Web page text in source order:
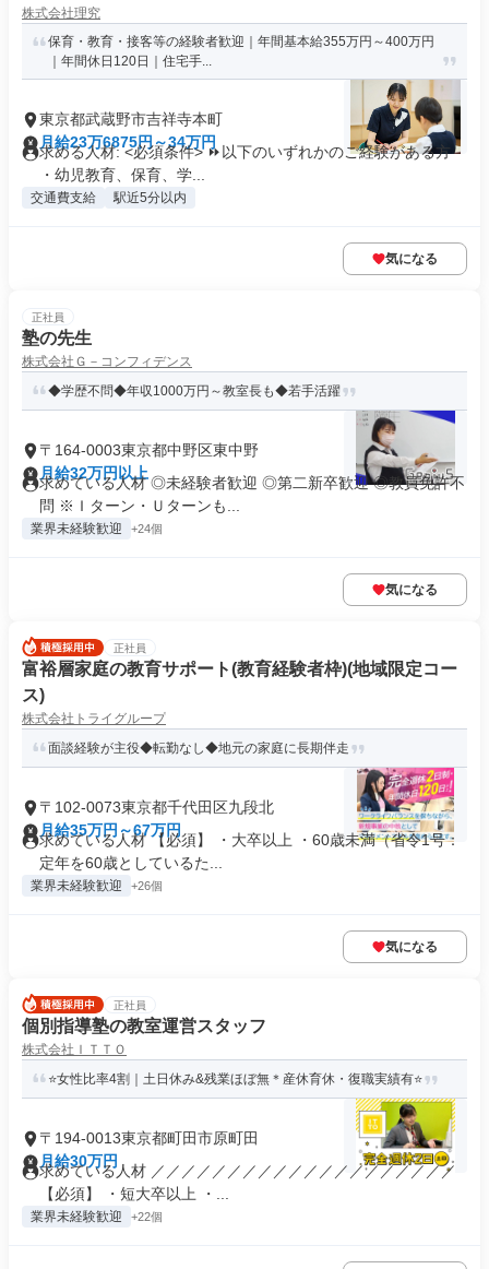
株式会社理究
保育・教育・接客等の経験者歓迎｜年間基本給355万円～400万円
｜年間休日120日｜住宅手...
東京都武蔵野市吉祥寺本町
月給23万6875円～34万円
求める人材: <必須条件> ⏩以下のいずれかのご経験がある方
・幼児教育、保育、学...
交通費支給 駅近5分以内
気になる
正社員
塾の先生
株式会社Ｇ－コンフィデンス
◆学歴不問◆年収1000万円～教室長も◆若手活躍
〒164-0003東京都中野区東中野
月給32万円以上
求めている人材 ◎未経験者歓迎 ◎第二新卒歓迎 ◎教員免許不
問 ※Ｉターン・Ｕターンも...
業界未経験歓迎 +24個
気になる
正社員
富裕層家庭の教育サポート(教育経験者枠)(地域限定コー
ス)
株式会社トライグループ
面談経験が主役◆転勤なし◆地元の家庭に長期伴走
〒102-0073東京都千代田区九段北
月給35万円～67万円
求めている人材 【必須】 ・大卒以上 ・60歳未満（省令1号：
定年を60歳としているた...
業界未経験歓迎 +26個
気になる
正社員
個別指導塾の教室運営スタッフ
株式会社ＩＴＴＯ
⭐女性比率4割｜土日休み&残業ほぼ無＊産休育休・復職実績有⭐
〒194-0013東京都町田市原町田
月給30万円
求めている人材 ／／／／／／／／／／／／／／／／／／／／
【必須】 ・短大卒以上 ・...
業界未経験歓迎 +22個